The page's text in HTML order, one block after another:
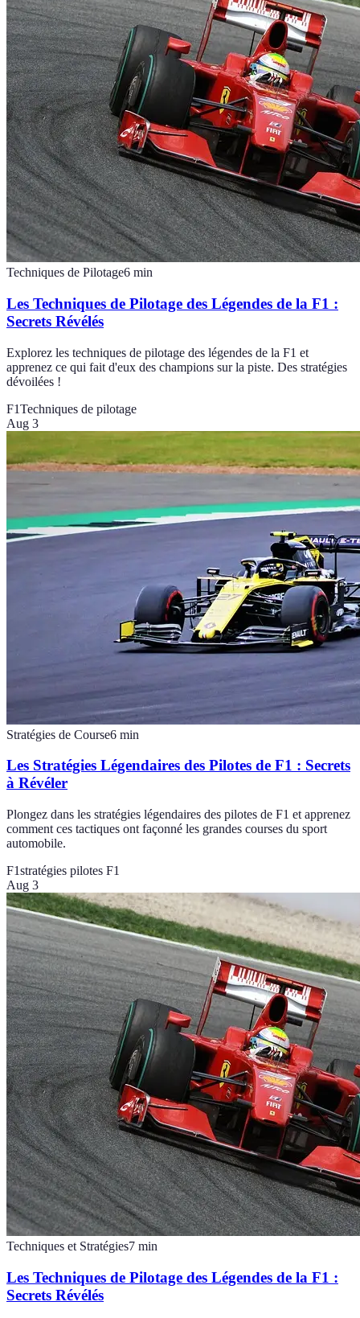
Techniques de Pilotage6 min
Les Techniques de Pilotage des Légendes de la F1 :
Secrets Révélés
Explorez les techniques de pilotage des légendes de la F1 et
apprenez ce qui fait d'eux des champions sur la piste. Des stratégies
dévoilées !
F1Techniques de pilotage
Aug 3
Stratégies de Course6 min
Les Stratégies Légendaires des Pilotes de F1 : Secrets
à Révéler
Plongez dans les stratégies légendaires des pilotes de F1 et apprenez
comment ces tactiques ont façonné les grandes courses du sport
automobile.
F1stratégies pilotes F1
Aug 3
Techniques et Stratégies7 min
Les Techniques de Pilotage des Légendes de la F1 :
Secrets Révélés